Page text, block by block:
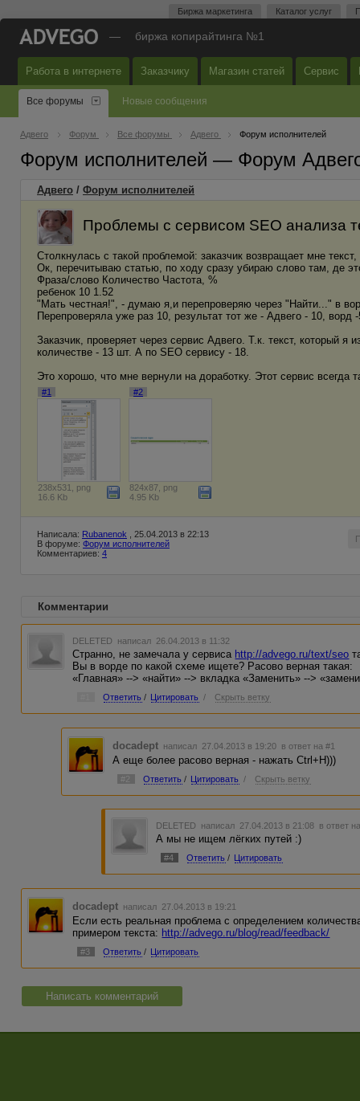
Биржа маркетинга Каталог услуг
— биржа копирайтинга №1
Работа в интернете Заказчику Магазин статей Сервис
Все форумы Новые сообщения
Адвего Форум Все форумы Адвего Форум исполнителей
Форум исполнителей — Форум
Адвего / Форум исполнителей
Проблемы с сервисом SEO анализа
Столкнулась с такой проблемой: заказчик возвращает мне
Ок, перечитываю статью, по ходу сразу убираю слово там, де
Фраза/слово Количество Частота, %
ребенок 10 1.52
"Мать честная!", - думаю я,и перепроверяю через "Найти..." в
Перепроверяла уже раз 10, результат тот же - Адвего - 10, ворд
Заказчик, проверяет через сервис Адвего. Т.к. текст, который
количестве - 13 шт. А по SEO сервису - 18.
Это хорошо, что мне вернули на доработку. Этот сервис всегда
#1
238x531, png
16.6 Kb
#2
824x87, png
4.95 Kb
Написала: Rubanenok , 25.04.2013 в 22:13
В форуме: Форум исполнителей
Комментариев: 4
Комментарии
DELETED написал 26.04.2013 в 11:32
Странно, не замечала у сервиса http://advego.ru/text/seo
Вы в ворде по какой схеме ищете? Расово верная такая:
«Главная» --> «найти» --> вкладка «Заменить» -->
Ответить / Цитировать / Скрыть ветку
docadept написал 27.04.2013 в 19:20 в ответ на #1
А еще более расово верная - нажать Ctrl+H)))
#2 Ответить / Цитировать / Скрыть ветку
DELETED написал 27.04.2013 в 21:08 в ответ
А мы не ищем лёгких путей :)
#4 Ответить / Цитировать
docadept написал 27.04.2013 в 19:21
Если есть реальная проблема с определением
примером текста: http://advego.ru/blog/read/feedback/
#3 Ответить / Цитировать
Написать комментарий